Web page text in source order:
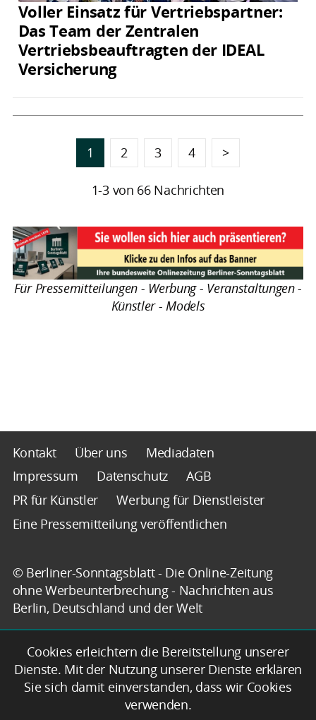
Voller Einsatz für Vertriebspartner:
Das Team der Zentralen
Vertriebsbeauftragten der IDEAL
Versicherung
1 2 3 4 >
1-3 von 66 Nachrichten
Für Pressemitteilungen - Werbung - Veranstaltungen -
Künstler - Models
Kontakt Über uns
Mediadaten
Impressum
Datenschutz
AGB
PR für Künstler
Werbung für Dienstleister
Eine Pressemitteilung veröffentlichen
© Berliner-Sonntagsblatt - Die Online-Zeitung
ohne Werbeunterbrechung - Nachrichten aus
Berlin, Deutschland und der Welt
Cookies erleichtern die Bereitstellung unserer
Dienste. Mit der Nutzung unserer Dienste erklären
Sie sich damit einverstanden, dass wir Cookies
verwenden.